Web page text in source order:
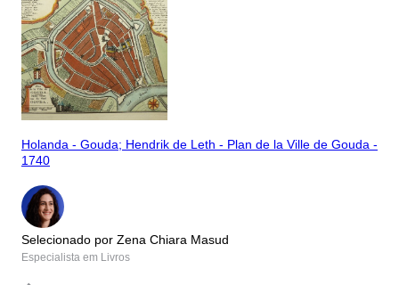
Holanda - Gouda; Hendrik de Leth - Plan de la Ville de Gouda -
1740
Selecionado por Zena Chiara Masud
Especialista em Livros